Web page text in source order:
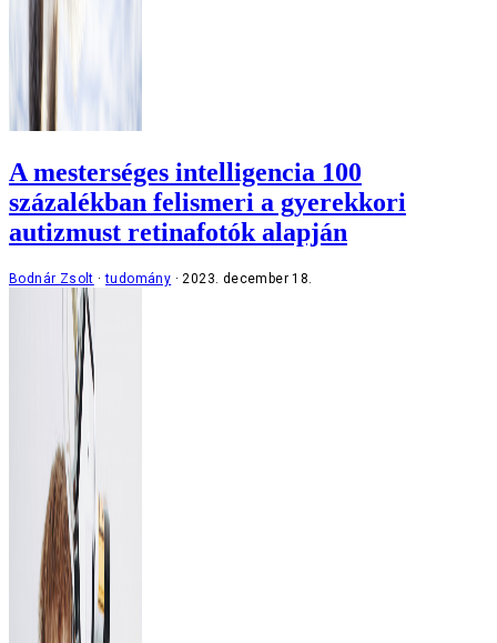
A mesterséges intelligencia 100
százalékban felismeri a gyerekkori
autizmust retinafotók alapján
Bodnár Zsolt tudomány 2023. december 18.